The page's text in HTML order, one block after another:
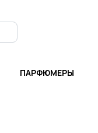
ПАРФЮМЕРЫ